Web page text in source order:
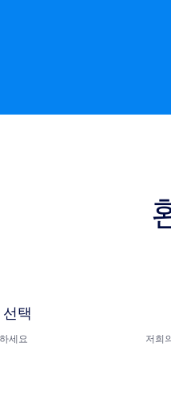
택
세요
저희